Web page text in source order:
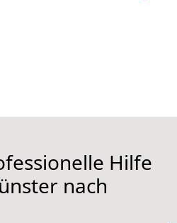
Hilfe
nach